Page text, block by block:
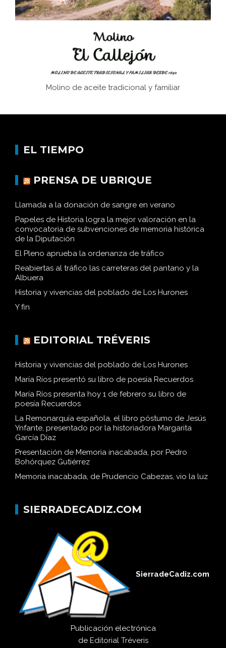
Historia y vivencias del poblado de Los Hurones
Molino de aceite tradicional y familiar
EL TIEMPO
PRENSA DE UBRIQUE
Llamada a la donación de sangre en verano
Papeles de Historia logra la mejor valoración en la
convocatoria de subvenciones de memoria histórica
de la Diputación
El Pleno aprueba la ordenanza de tráfico
Reabiertas al tráfico las carreteras del pantano y la
Albuera
Historia y vivencias del poblado de Los Hurones
Y fin
EDITORIAL TRÉVERIS
Historia y vivencias del poblado de Los Hurones
María Ríos presentó su libro de poesía Recuerdos
María Ríos presenta hoy 1 de febrero su libro de
poesía Recuerdos
La Remonarquía española, el libro póstumo de Jesús
Ynfante, presentado por la historiadora Margarita
García Díaz
Presentación de Memoria inacabada, por Pedro
Bohórquez Gutiérrez
Memoria inacabada, de Prudencio Cabezas, vio la luz
SIERRADECADIZ.COM
SierradeCadiz.com
Publicación electrónica
de Editorial Tréveris